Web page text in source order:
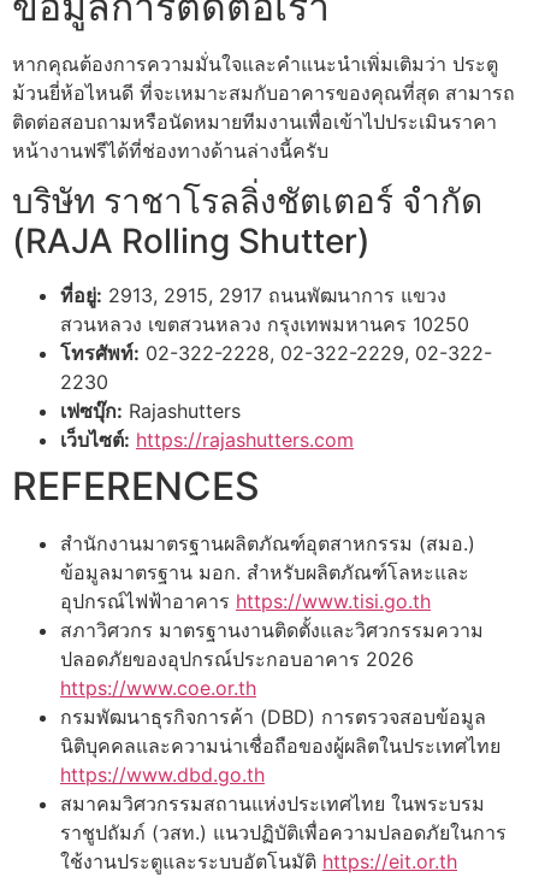
หากคุณต้องการความมั่นใจและคำแนะนำเพิ่มเติมว่า ประตู
ม้วนยี่ห้อไหนดี ที่จะเหมาะสมกับอาคารของคุณที่สุด สามารถ
ติดต่อสอบถามหรือนัดหมายทีมงานเพื่อเข้าไปประเมินราคา
หน้างานฟรีได้ที่ช่องทางด้านล่างนี้ครับ
บริษัท ราชาโรลลิ่งชัตเตอร์ จำกัด
(RAJA Rolling Shutter)
ที่อยู่: 2913, 2915, 2917 ถนนพัฒนาการ แขวง
สวนหลวง เขตสวนหลวง กรุงเทพมหานคร 10250
โทรศัพท์: 02-322-2228, 02-322-2229, 02-322-
2230
เฟซบุ๊ก: Rajashutters
เว็บไซต์: https://rajashutters.com
REFERENCES
สำนักงานมาตรฐานผลิตภัณฑ์อุตสาหกรรม (สมอ.)
ข้อมูลมาตรฐาน มอก. สำหรับผลิตภัณฑ์โลหะและ
อุปกรณ์ไฟฟ้าอาคาร https://www.tisi.go.th
สภาวิศวกร มาตรฐานงานติดตั้งและวิศวกรรมความ
ปลอดภัยของอุปกรณ์ประกอบอาคาร 2026
https://www.coe.or.th
กรมพัฒนาธุรกิจการค้า (DBD) การตรวจสอบข้อมูล
นิติบุคคลและความน่าเชื่อถือของผู้ผลิตในประเทศไทย
https://www.dbd.go.th
สมาคมวิศวกรรมสถานแห่งประเทศไทย ในพระบรม
ราชูปถัมภ์ (วสท.) แนวปฏิบัติเพื่อความปลอดภัยในการ
ใช้งานประตูและระบบอัตโนมัติ https://eit.or.th